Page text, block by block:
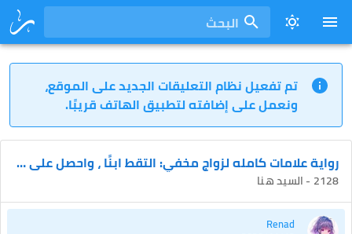
البحث
تم تفعيل نظام التعليقات الجديد على الموقع،
ونعمل على إضافته لتطبيق الهاتف قريبًا.
رواية علامات كامله لزواج مخفي: التقط ابنًا ، واحصل على زوج مجاني
2128 - السيد هنا
Renad